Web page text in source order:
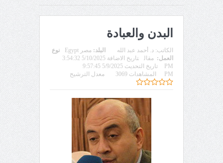
البدن والعبادة
الكاتب: د. أحمد عبد الله البلد: مصر Egypt
نوع
العمل: مقال
تاريخ الاضافة 5/10/2025 3:54:32
PM
تاريخ التحديث 5/9/2025 9:57:45
PM
المشاهدات 3069 معدل الترشيح